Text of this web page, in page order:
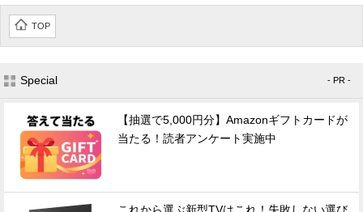
TOP
Special - PR -
【抽選で5,000円分】Amazonギフトカードが
当たる！読者アンケート実施中